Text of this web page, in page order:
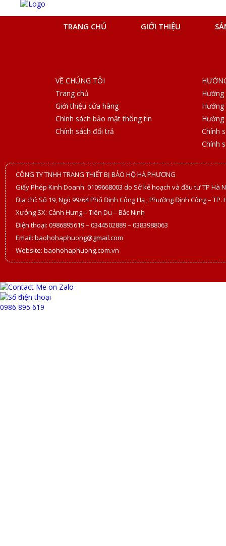
TRANG CHỦ GIỚI THIỆU
VỀ CHÚNG TÔI
Trang chủ
Giới thiệu cửa hàng
Chính sách bảo mật thông tin
Chính sách đổi trả
Hướng
Chính
Chính
CÔNG TY TNHH TRANG THIẾT BỊ BẢO HỘ HÀ PHƯƠNG
Giấy Phép Kinh Doanh: 0109668003 do Sở kế hoạch và đầu tư TP Hà
Địa chỉ: Số 19, Ngõ 99/64 Phố Định Công Hạ , Phường Định Công – TP.
Xưởng SX: Cảnh Hưng – Tiên Du – Bắc Ninh
Điện thoại: 0986895619 – 0344502889 – 0383988063
Email: baohohaphuong@gmail.com
Website: baohohaphuong.com.vn
0986 895 619